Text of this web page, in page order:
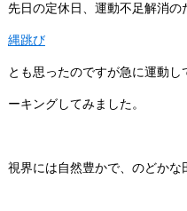
先日の定休日、運動不足解消の
縄跳び
とも思ったのですが急に運動
ーキングしてみました。
視界には自然豊かで、のどかな